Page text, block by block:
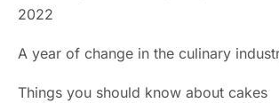
2022
A year of change in the culinary
Things you should know about cakes